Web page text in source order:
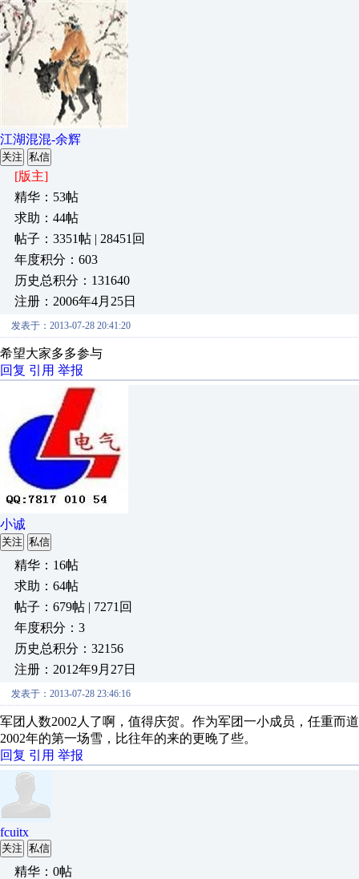
江湖混混-余辉
关注 私信
[版主]
精华：53帖
求助：44帖
帖子：3351帖 | 28451回
年度积分：603
历史总积分：131640
注册：2006年4月25日
发表于：2013-07-28 20:41:20
希望大家多多参与
回复 引用 举报
小诚
关注 私信
精华：16帖
求助：64帖
帖子：679帖 | 7271回
年度积分：3
历史总积分：32156
注册：2012年9月27日
发表于：2013-07-28 23:46:16
军团人数2002人了啊，值得庆贺。作为军团一小成员，任重而
2002年的第一场雪，比往年的来的更晚了些。
回复 引用 举报
fcuitx
关注 私信
精华：0帖